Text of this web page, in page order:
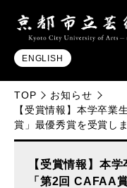
ENGLISH
TOP
お知らせ
【受賞情報】本学卒業
賞」最優秀賞を受賞しま
【受賞情報】本
「第2回 CAFAA